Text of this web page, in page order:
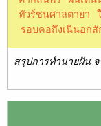
ทัวร์ชนศาลตายา
รอบคอถึงเนินอกสั
สรุปการทำนายฝัน